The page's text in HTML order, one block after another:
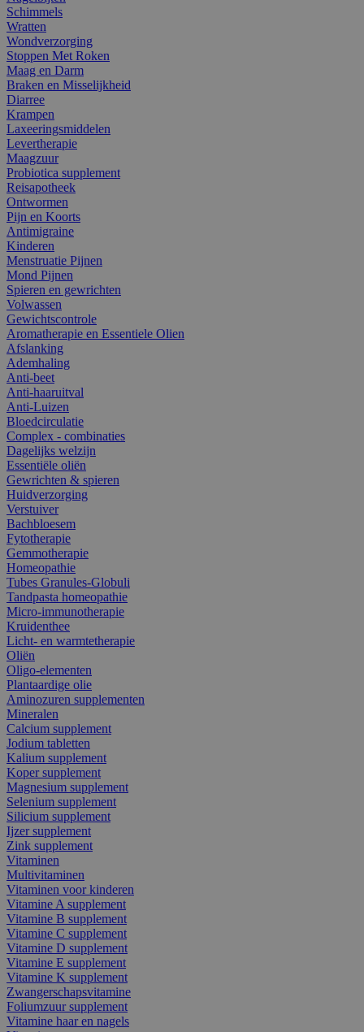
Schimmels
Wratten
Wondverzorging
Stoppen Met Roken
Maag en Darm
Braken en Misselijkheid
Diarree
Krampen
Laxeeringsmiddelen
Levertherapie
Maagzuur
Probiotica supplement
Reisapotheek
Ontwormen
Pijn en Koorts
Antimigraine
Kinderen
Menstruatie Pijnen
Mond Pijnen
Spieren en gewrichten
Volwassen
Gewichtscontrole
Aromatherapie en Essentiele Olien
Afslanking
Ademhaling
Anti-beet
Anti-haaruitval
Anti-Luizen
Bloedcirculatie
Complex - combinaties
Dagelijks welzijn
Essentiële oliën
Gewrichten & spieren
Huidverzorging
Verstuiver
Bachbloesem
Fytotherapie
Gemmotherapie
Homeopathie
Tubes Granules-Globuli
Tandpasta homeopathie
Micro-immunotherapie
Kruidenthee
Licht- en warmtetherapie
Oliën
Oligo-elementen
Plantaardige olie
Aminozuren supplementen
Mineralen
Calcium supplement
Jodium tabletten
Kalium supplement
Koper supplement
Magnesium supplement
Selenium supplement
Silicium supplement
Ijzer supplement
Zink supplement
Vitaminen
Multivitaminen
Vitaminen voor kinderen
Vitamine A supplement
Vitamine B supplement
Vitamine C supplement
Vitamine D supplement
Vitamine E supplement
Vitamine K supplement
Zwangerschapsvitamine
Foliumzuur supplement
Vitamine haar en nagels